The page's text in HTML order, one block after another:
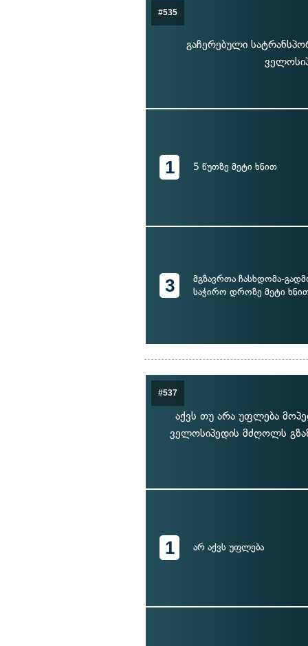
#535
გაჩერებული
1 5 წუთზე მეტი ხნით
3
მგზავრთა ჩასხდომა-
საჭირო დროზე მეტი
#537
აქვს თუ არა უფლება
ველოსიპედის მძღოლს
1 არ აქვს უფლება